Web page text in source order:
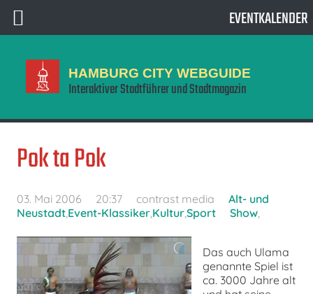
HAMBURG CITY WEBGUIDE
Interaktiver Stadtführer und Stadtmagazin
Pok ta Pok
03. Mai 2006 20:37 contrast media
Alt- und
Neustadt Event-Klassiker KulturSport Show
Das auch Ulama
genannte Spiel ist
ca. 3000 Jahre alt
EVENTKALENDER